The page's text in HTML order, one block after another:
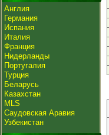
Англия
Германия
Испания
Италия
Франция
Нидерланды
Португалия
Турция
Беларусь
Казахстан
MLS
Саудовская Аравия
Узбекистан